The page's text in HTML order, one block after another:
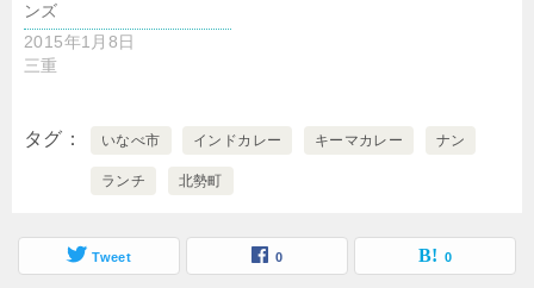
ンズ
2015年1月8日
三重
タグ いなべ市 インドカレー キーマカレー ナン
ランチ 北勢町
Tweet 0 0